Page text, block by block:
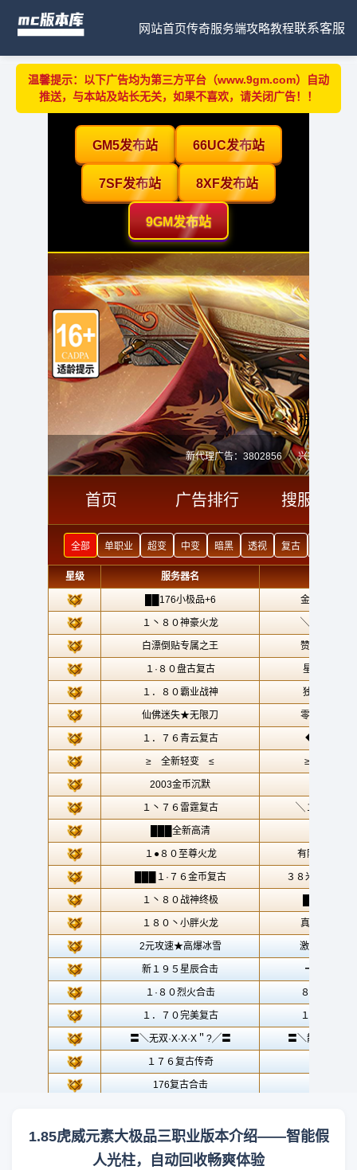
网站首页传奇服务端攻略教程联系客服
温馨提示：以下广告均为第三方平台（www.9gm.com）自动
推送，与本站及站长无关，如果不喜欢，请关闭广告！！
1.85虎威元素大极品三职业版本介绍——智能假
人光柱，自动回收畅爽体验